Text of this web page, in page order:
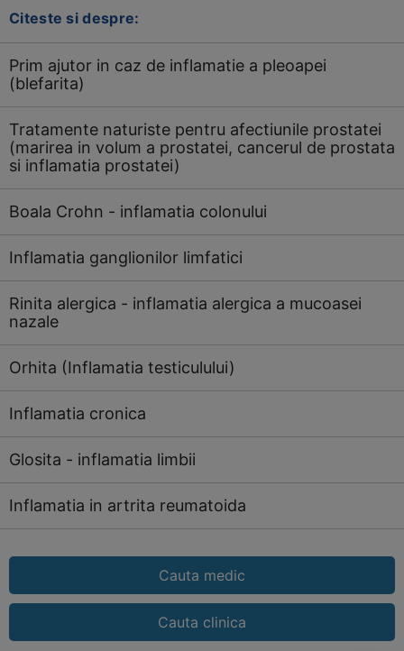
Citeste si despre:
Prim ajutor in caz de inflamatie a pleoapei
(blefarita)
Tratamente naturiste pentru afectiunile prostatei
(marirea in volum a prostatei, cancerul de prostata
si inflamatia prostatei)
Boala Crohn - inflamatia colonului
Inflamatia ganglionilor limfatici
Rinita alergica - inflamatia alergica a mucoasei
nazale
Orhita (Inflamatia testiculului)
Inflamatia cronica
Glosita - inflamatia limbii
Inflamatia in artrita reumatoida
Cauta medic
Cauta clinica